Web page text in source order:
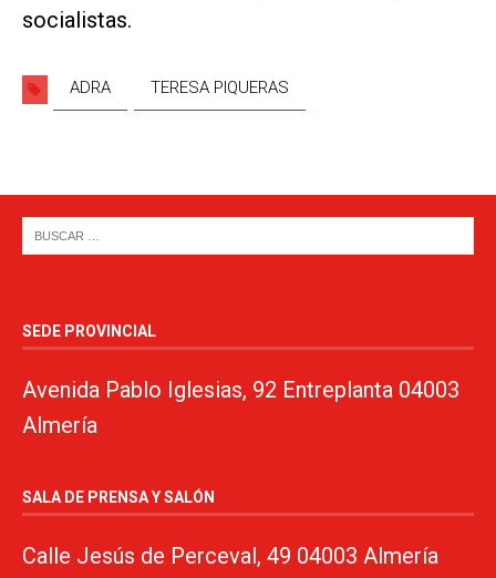
socialistas.
ADRA TERESA PIQUERAS
SEDE PROVINCIAL
Avenida Pablo Iglesias, 92 Entreplanta 04003
Almería
SALA DE PRENSA Y SALÓN
Calle Jesús de Perceval, 49 04003 Almería